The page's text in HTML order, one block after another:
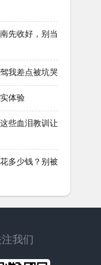
先收好，别当
我差点被坑哭
体验
些血泪教训让
多少钱？别被
我们